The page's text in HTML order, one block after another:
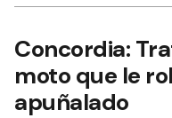
Concordia:
moto que le
apuñalado